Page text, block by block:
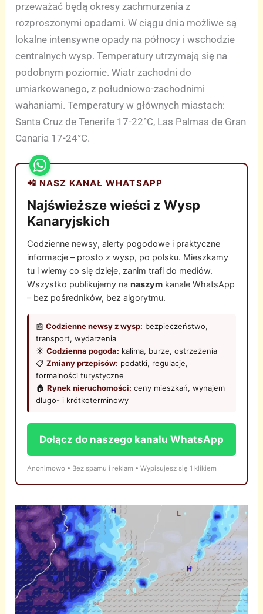
przeważać będą okresy zachmurzenia z
rozproszonymi opadami. W ciągu dnia możliwe są
lokalne intensywne opady na północy i wschodzie
centralnych wysp. Temperatury utrzymają się na
podobnym poziomie. Wiatr zachodni do
umiarkowanego, z południowo-zachodnimi
wahaniami. Temperatury w głównych miastach:
Santa Cruz de Tenerife 17-22°C, Las Palmas de Gran
Canaria 17-24°C.
📲 NASZ KANAŁ WHATSAPP
Najświeższe wieści z Wysp
Kanaryjskich
Codzienne newsy, alerty pogodowe i praktyczne
informacje – prosto z wysp, po polsku. Mieszkamy
tu i wiemy co się dzieje, zanim trafi do mediów.
Wszystko publikujemy nanaszym kanale WhatsApp
– bez pośredników, bez algorytmu.
📰Codzienne newsy z wysp: bezpieczeństwo,
transport, wydarzenia
☀️Codzienna pogoda: kalima, burze, ostrzeżenia
📋Zmiany przepisów: podatki, regulacje,
formalności turystyczne
🏠Rynek nieruchomości: ceny mieszkań, wynajem
długo- i krótkoterminowy
Dołącz do naszego kanału WhatsApp
Anonimowo • Bez spamu i reklam • Wypisujesz się 1 klikiem